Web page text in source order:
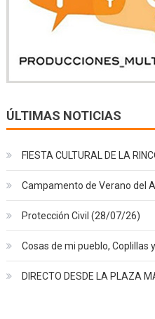
ÚLTIMAS NOTICIAS
FIESTA CULTURAL DE LA
Campamento de Verano del
Protección Civil (28/07/26)
Cosas de mi pueblo,
DIRECTO DESDE LA PLAZA